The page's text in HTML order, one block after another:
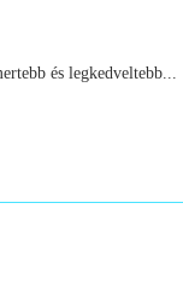
és legkedveltebb...